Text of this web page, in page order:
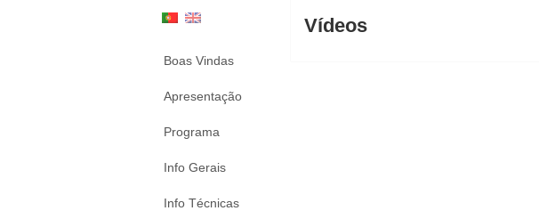
Boas Vindas
Apresentação
Programa
Info Gerais
Info Técnicas
Vídeos